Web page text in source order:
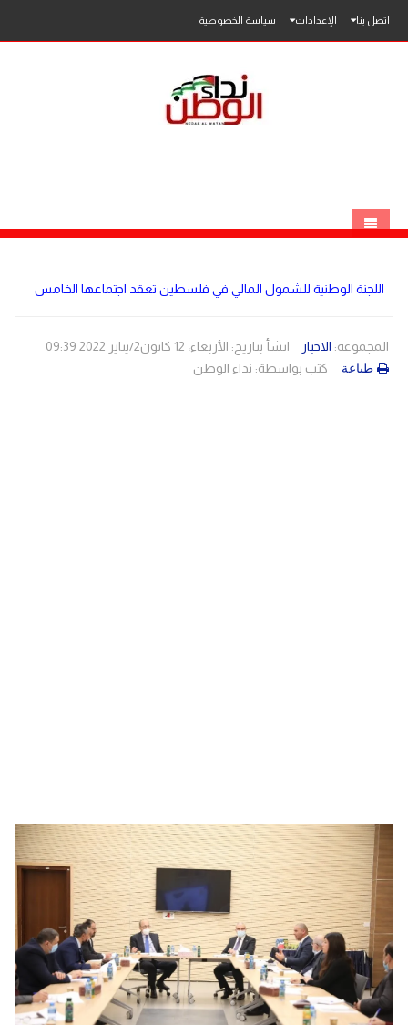
اتصل بنا الإعدادات سياسة الخصوصية
اللجنة الوطنية للشمول المالي في فلسطين تعقد اجتماعها الخامس
المجموعة: الاخبار
انشأ بتاريخ: الأربعاء، 12 كانون2/يناير 2022 09:39
كتب بواسطة: نداء الوطن طباعة
محلي
فلسطين
عربي